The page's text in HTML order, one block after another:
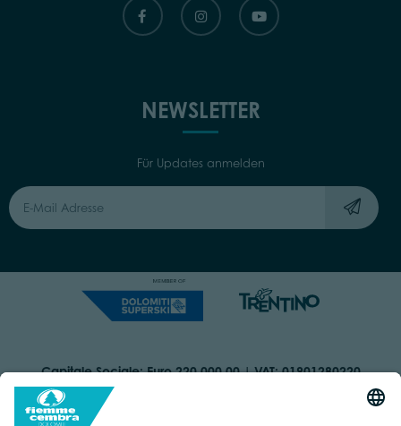
NEWSLETTER
Für Updates anmelden
Capitale Sociale: Euro 220.000,00 | VAT: 01901280220
COOKIES IMPRINT
ORGANIZZAZIONE TRASPARENTE